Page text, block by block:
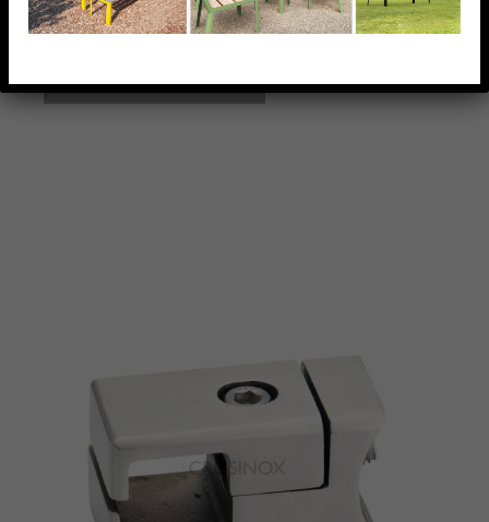
TUBE D42,4MM, AISI304 BROSSE